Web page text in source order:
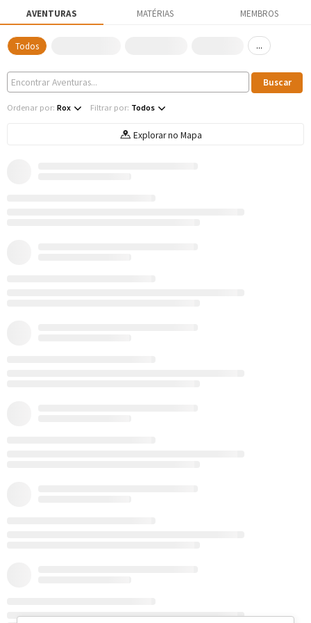
AVENTURAS MATÉRIAS MEMBROS
Todos ...
Ordenar por: Rox Filtrar por: Todos
Explorar no Mapa